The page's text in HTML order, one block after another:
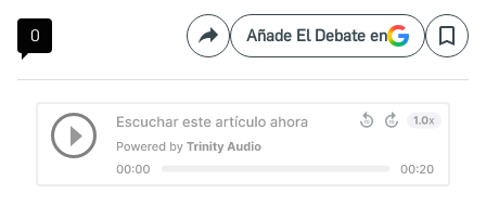
0 CompartirAñade El Debate en Save